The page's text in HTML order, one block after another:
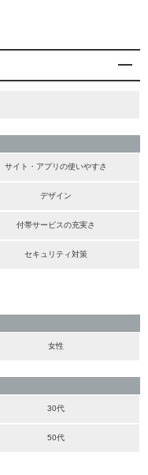
サイト・アプリの使いやすさ
デザイン
付帯サービスの充実さ
セキュリティ対策
女性
30代
50代